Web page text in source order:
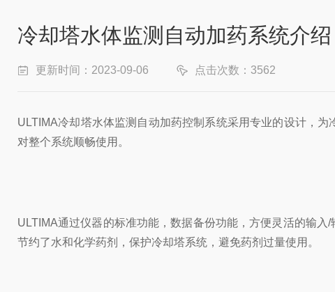
冷却塔水体监测自动加药系统介绍
更新时间：2023-09-06 点击次数：3562
ULTIMA冷却塔水体监测自动加药控制系统采用专业的设计，
对整个系统顺畅使用。
ULTIMA通过仪器的标准功能，数据备份功能，方便灵活的输
节约了水和化学药剂，保护冷却塔系统，避免药剂过量使用。